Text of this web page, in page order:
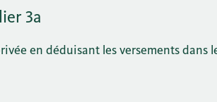
3a
en déduisant les versements dans